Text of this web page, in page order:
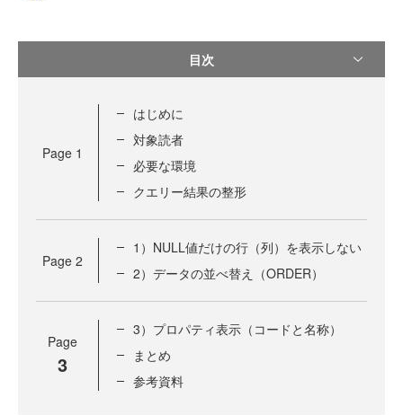
目次
Page 1
はじめに
対象読者
必要な環境
クエリー結果の整形
Page 2
1）NULL値だけの行（列）を表示しない
2）データの並べ替え（ORDER）
Page
3
3）プロパティ表示（コードと名称）
まとめ
参考資料